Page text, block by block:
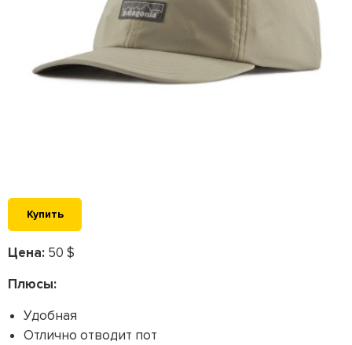
Купить
Цена: 50 $
Плюсы:
Удобная
Отлично отводит пот